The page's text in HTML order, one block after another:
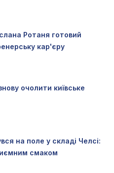
Ротаня готовий
кар'єру
очолити київське
на поле у складі Челсі:
смаком